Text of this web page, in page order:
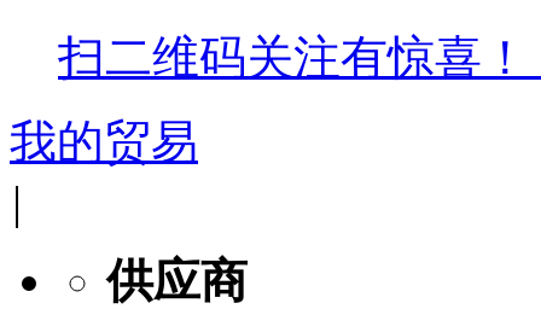
扫二维码关注有惊喜！
我的贸易
|
供应商